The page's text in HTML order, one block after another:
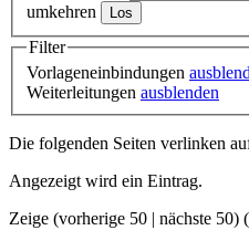
umkehren
Filter
Vorlageneinbindungen
Weiterleitungen ausblenden
Die folgenden Seiten verlinken
Angezeigt wird ein Eintrag.
Zeige (vorherige 50 | nächste 50) (